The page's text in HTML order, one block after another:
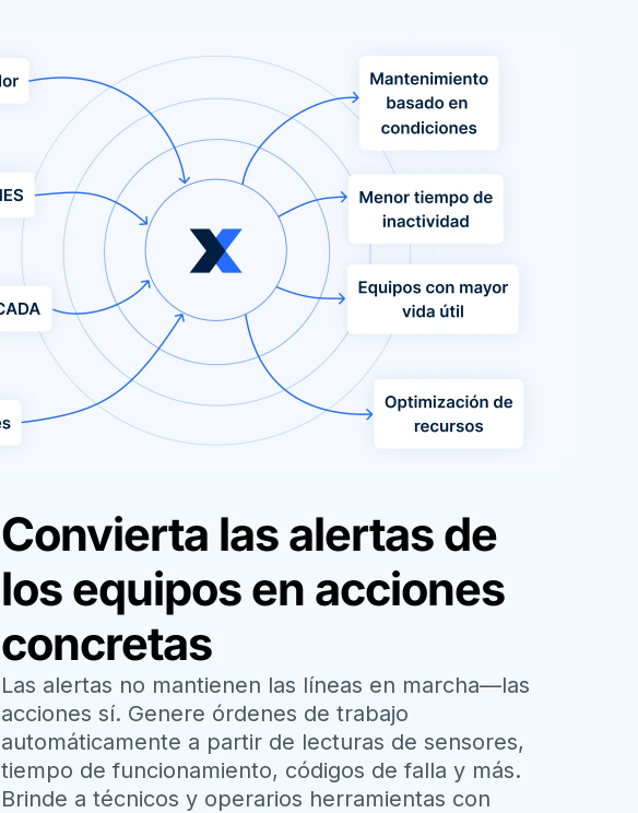
Convierta las alertas de
los equipos en acciones
concretas
Las alertas no mantienen las líneas en marcha—las
acciones sí. Genere órdenes de trabajo
automáticamente a partir de lecturas de sensores,
tiempo de funcionamiento, códigos de falla y más.
Brinde a técnicos y operarios herramientas con